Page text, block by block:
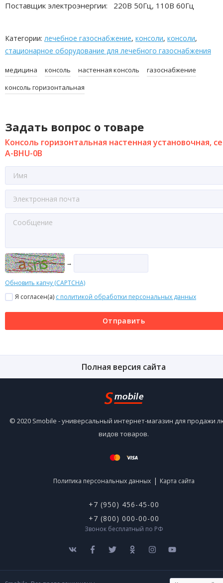
Поставщик электроэнергии: 220В 50Гц, 110В 60Гц
Категории: лечебное газоснабжение, консоли, консоли,
стационарное оборудование для лечебного газоснабжения
медицина консоль настенная консоль
газоснабжение
консоль горизонтальная
Задать вопрос о товаре
Консоль горизонтальная настенная установочная,
A-BHU-0B
→
Обновить капчу (CAPTCHA)
Я согласен(a) с политикой обработки персональных данных
Отправить
Полная версия сайта
© 2020 Smobile - универсальный интернет-магазин для продажи
видов товаров.
Политика персональных данных | Карта сайта
+7 (950) 456-45-00
+7 (800) 000-00-00
Звонок бесплатный по РФ